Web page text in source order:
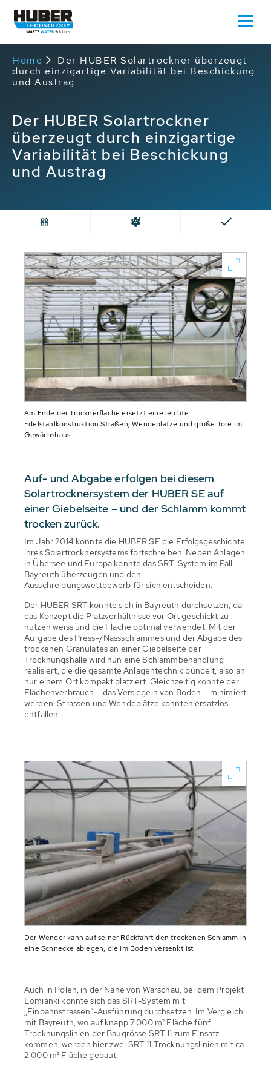
Home
Der HUBER Solartrockner überzeugt
durch einzigartige Variabilität bei Beschickung
und Austrag
Der HUBER Solartrockner
überzeugt durch einzigartige
Variabilität bei Beschickung
und Austrag
Am Ende der Trocknerfläche ersetzt eine leichte
Edelstahlkonstruktion Straßen, Wendeplätze und große Tore im
Gewächshaus
Auf- und Abgabe erfolgen bei diesem
Solartrocknersystem der HUBER SE auf
einer Giebelseite – und der Schlamm kommt
trocken zurück.
Im Jahr 2014 konnte die HUBER SE die Erfolgsgeschichte
ihres Solartrocknersystems fortschreiben. Neben Anlagen
in Übersee und Europa konnte das SRT-System im Fall
Bayreuth überzeugen und den
Ausschreibungswettbewerb für sich entscheiden.
Der HUBER SRT konnte sich in Bayreuth durchsetzen, da
das Konzept die Platzverhältnisse vor Ort geschickt zu
nutzen weiss und die Fläche optimal verwendet. Mit der
Aufgabe des Press-/Nassschlammes und der Abgabe des
trockenen Granulates an einer Giebelseite der
Trocknungshalle wird nun eine Schlammbehandlung
realisiert, die die gesamte Anlagentechnik bündelt, also an
nur einem Ort kompakt platziert. Gleichzeitig konnte der
Flächenverbrauch – das Versiegeln von Boden – minimiert
werden. Strassen und Wendeplätze konnten ersatzlos
entfallen.
Der Wender kann auf seiner Rückfahrt den trockenen Schlamm in
eine Schnecke ablegen, die im Boden versenkt ist.
Auch in Polen, in der Nähe von Warschau, bei dem Projekt
Lomianki konnte sich das SRT-System mit
„Einbahnstrassen“-Ausführung durchsetzen. Im Vergleich
mit Bayreuth, wo auf knapp 7.000 m² Fläche fünf
Trocknungslinien der Baugrösse SRT 11 zum Einsatz
kommen, werden hier zwei SRT 11 Trocknungslinien mit ca.
2.000 m² Fläche gebaut.